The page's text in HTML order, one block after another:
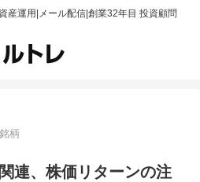
産運用|メール配信|創業32年目 投資顧問
柄
連、株価リターンの注